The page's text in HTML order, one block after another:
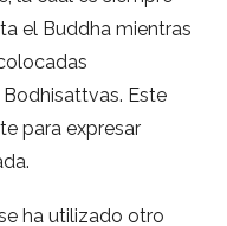
el Buddha mientras
Este
para expresar
ha utilizado otro